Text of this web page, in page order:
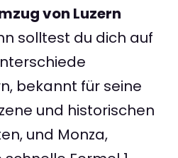
von Luzern
solltest du dich auf
bekannt für seine
und historischen
und Monza,